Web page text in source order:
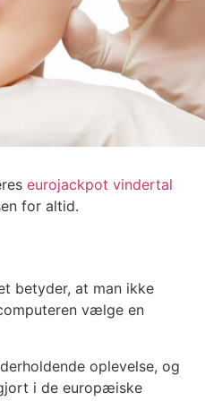
eurojackpot vindertal
for altid.
betyder, at man ikke
vælge en
oplevelse, og
i de europæiske